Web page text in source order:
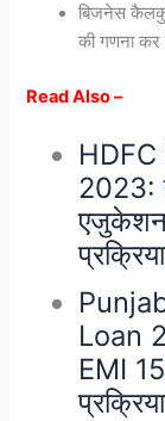
बिजनेस
की गणना
Read Also –
2023:
एजुकेशन
प्रक्रिया
Loan
EMI
प्रक्रिया